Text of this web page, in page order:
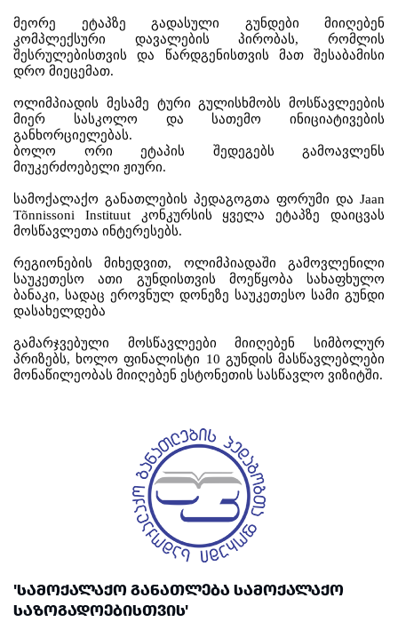
მეორე ეტაპზე გადასული გუნდები
მიიღებენ
კომპლექსური
დავალების პირობას,რომლის
შესრულებისთვის
და წარდგენისთვის მათ
შესაბამისი
დრო მიეცემათ.
ოლიმპიადის მესამე ტური გულისხმობს მოსწავლეების
მიერ
სასკოლო და სათემო
ინიციატივების
განხორციელებას.
ბოლო
ორი ეტაპის შედეგებს
გამოავლენს
მიუკერძოებელი ჟიური.
სამოქალაქო განათლების პედაგოგთა ფორუმი და Jaan
Tõnnissoni Instituut კონკურსის ყველა ეტაპზე
დაიცვას
მოსწავლეთა ინტერესებს.
რეგიონების მიხედვით, ოლიმპიადაში
გამოვლენილი
საუკეთესო
ათი გუნდისთვის მოეწყობა
სახაფხულო
ბანაკი, სადაც ეროვნულ დონეზე საუკეთესო სამი გუნდი
დასახელდება
გამარჯვებული მოსწავლეები მიიღებენ
სიმბოლურ
პრიზებს, ხოლო ფინალისტი 10 გუნდის მასწავლებლები
მონაწილეობას მიიღებენ ესტონეთის სასწავლო ვიზიტში.
'ᲡᲐᲛᲝᲥᲐᲚᲐᲥᲝ ᲒᲐᲜᲐᲗᲚᲔᲑᲐ ᲡᲐᲛᲝᲥᲐᲚᲐᲥᲝ
ᲡᲐᲖᲝᲒᲐᲓᲝᲔᲑᲘᲡᲗᲕᲘᲡ'